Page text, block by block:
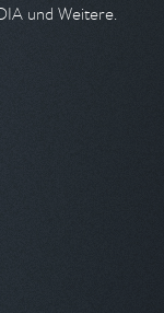
und Weitere.